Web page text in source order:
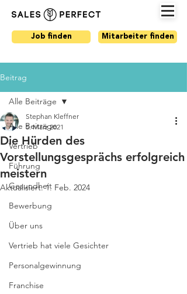
Job finden Mitarbeiter finden
Beitrag
Alle Beiträge
Vertrieb
Führung
Gesundheit
Bewerbung
Über uns
Vertrieb hat viele Gesichter
Personalgewinnung
Franchise
Alle Beiträge
Die Hürden des
Vorstellungsgesprächs erfolgreich
meistern
Stephan Kleffner
5. März 2021
Aktualisiert:1. Feb. 2024